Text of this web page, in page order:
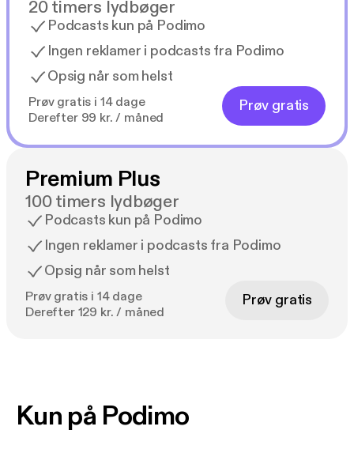
20 timers lydbøger
Podcasts kun på Podimo
Ingen reklamer i podcasts fra Podimo
Opsig når som helst
Prøv gratis i 14 dage
Derefter 99 kr. / måned
Prøv gratis
Premium Plus
100 timers lydbøger
Podcasts kun på Podimo
Ingen reklamer i podcasts fra Podimo
Opsig når som helst
Prøv gratis i 14 dage
Derefter 129 kr. / måned
Prøv gratis
Kun på Podimo